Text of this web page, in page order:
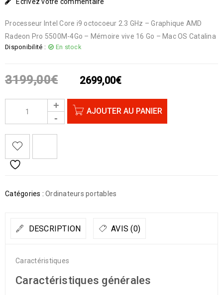
Processeur Intel Core i9 octocoeur 2.3 GHz – Graphique AMD
Radeon Pro 5500M-4Go – Mémoire vive 16 Go – Mac OS Catalina
Disponibilité : En stock
3199,00€ 2699,00€
AJOUTER AU PANIER
Catégories : Ordinateurs portables
DESCRIPTION AVIS (0)
Caractéristiques
Caractéristiques générales